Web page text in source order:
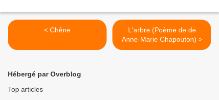
< Chêne
L'arbre (Poème de de
Anne-Marie Chapouton) >
Hébergé par Overblog
Top articles